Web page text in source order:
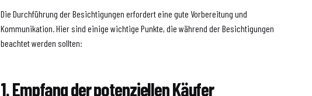
Die Durchführung der Besichtigungen erfordert eine gute Vorbereitung und
Kommunikation. Hier sind einige wichtige Punkte, die während der Besichtigungen
beachtet werden sollten:
1. Empfang der potenziellen Käufer